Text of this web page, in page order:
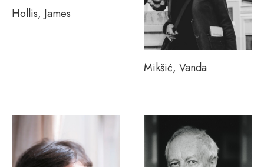
Hollis, James
Mikšić, Vanda